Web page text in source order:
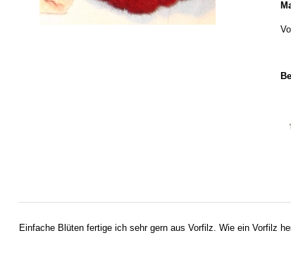
Einfache Blüten fertige ich sehr gern aus Vorfilz. Wie ein Vorfilz